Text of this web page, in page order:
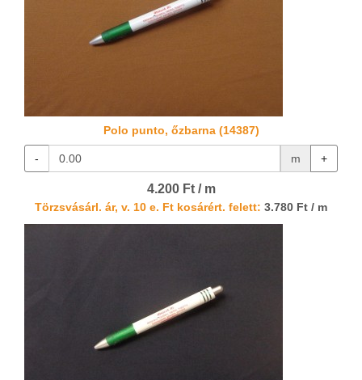
Polo punto, őzbarna (14387)
- m +
4.200 Ft / m
Törzsvásárl. ár, v. 10 e. Ft kosárért. felett: 3.780 Ft / m